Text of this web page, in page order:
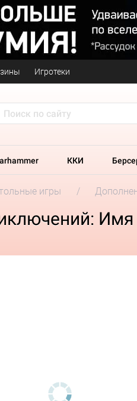
Игротеки
ККИ
игры
Имя